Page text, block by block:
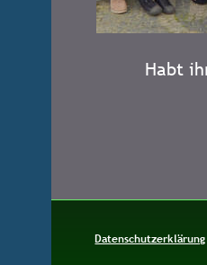
Habt
Datenschutzerklärung